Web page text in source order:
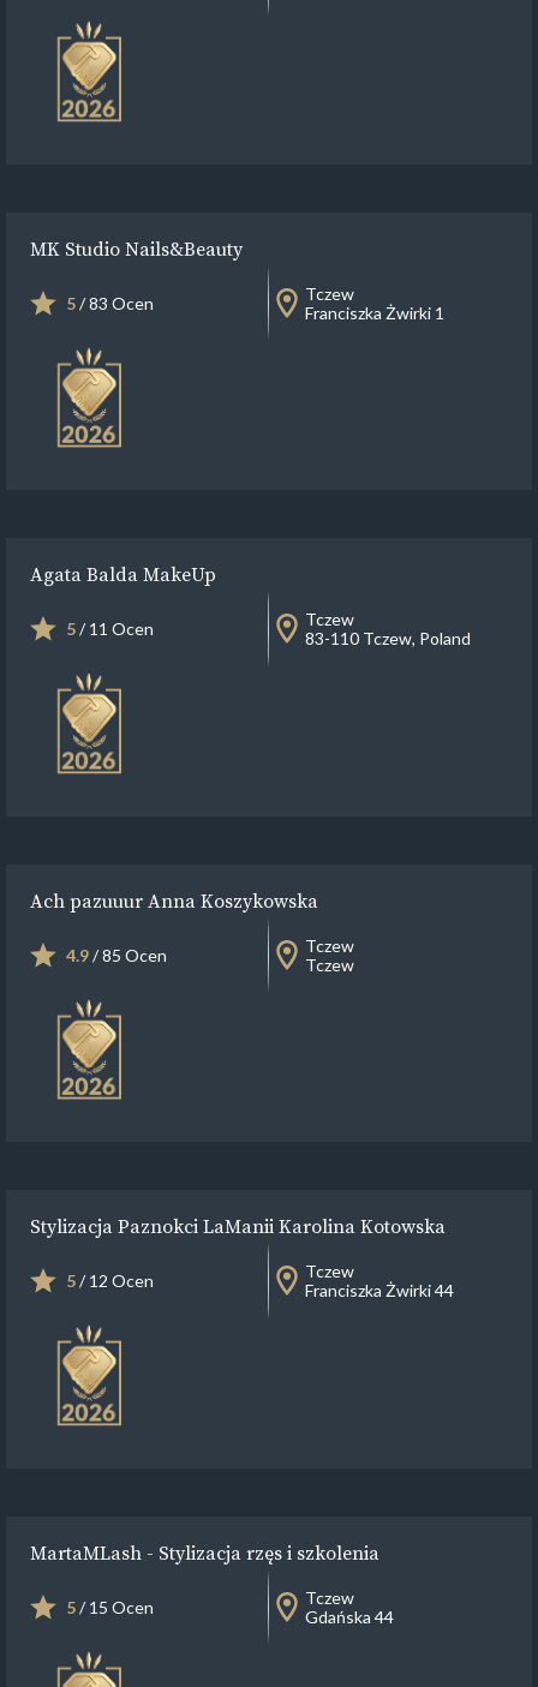
MK Studio Nails&Beauty
5/ 83 Ocen
Tczew
Franciszka Żwirki 1
Agata Balda MakeUp
5/ 11 Ocen
Tczew
83-110 Tczew, Poland
Ach pazuuur Anna Koszykowska
4.9/ 85 Ocen
Tczew
Tczew
Stylizacja Paznokci LaManii Karolina Kotowska
5/ 12 Ocen
Tczew
Franciszka Żwirki 44
MartaMLash - Stylizacja rzęs i szkolenia
5/ 15 Ocen
Tczew
Gdańska 44